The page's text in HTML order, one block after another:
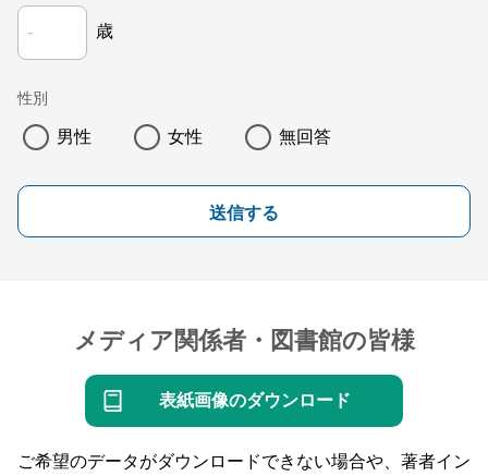
歳
性別
男性 女性 無回答
送信する
メディア関係者・図書館の皆様
表紙画像のダウンロード
ご希望のデータがダウンロードできない場合や、著者イン